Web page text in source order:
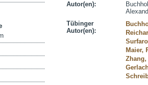
Autor(en):
Tübinger
Autor(en):
Maier,